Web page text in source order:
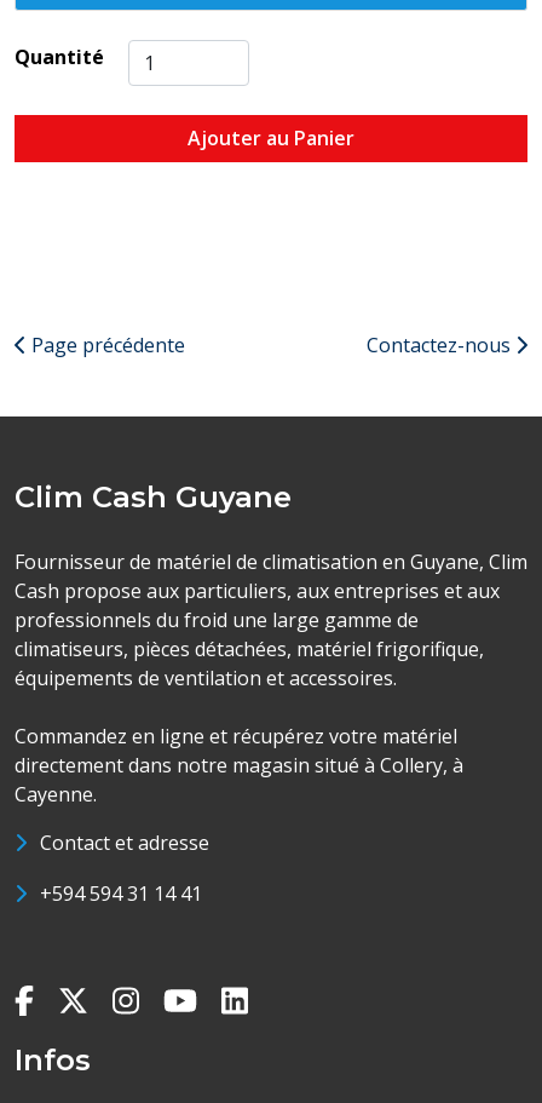
Quantité
Ajouter au Panier
Page précédente Contactez-nous
Clim Cash Guyane
Fournisseur de matériel de climatisation en Guyane, Clim
Cash propose aux particuliers, aux entreprises et aux
professionnels du froid une large gamme de
climatiseurs, pièces détachées, matériel frigorifique,
équipements de ventilation et accessoires.
Commandez en ligne et récupérez votre matériel
directement dans notre magasin situé à Collery, à
Cayenne.
Contact et adresse
+594 594 31 14 41
Infos